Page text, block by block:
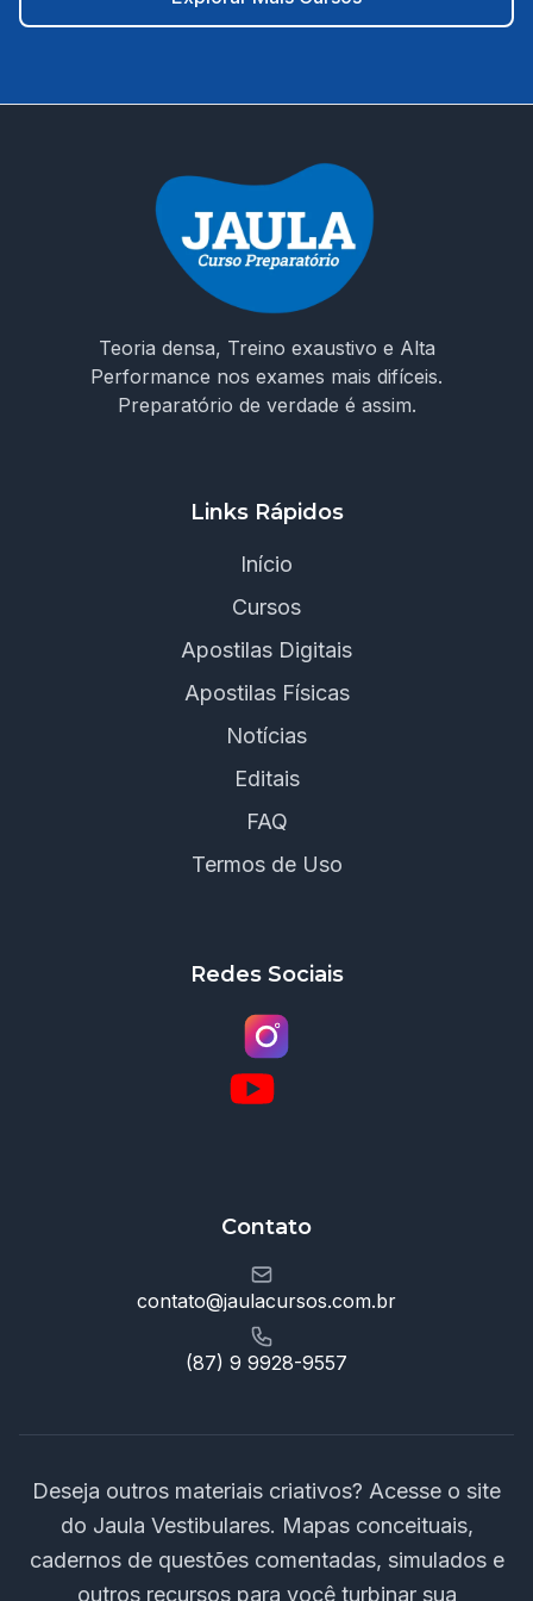
Teoria densa, Treino exaustivo e Alta
Performance nos exames mais difíceis.
Preparatório de verdade é assim.
Links Rápidos
Início
Cursos
Apostilas Digitais
Apostilas Físicas
Notícias
Editais
FAQ
Termos de Uso
Redes Sociais
Contato
contato@jaulacursos.com.br
(87) 9 9928-9557
Deseja outros materiais criativos? Acesse o site
do Jaula Vestibulares. Mapas conceituais,
cadernos de questões comentadas, simulados e
outros recursos para você turbinar sua